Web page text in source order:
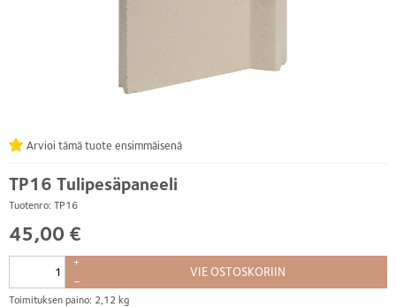
TP16 Tulipesäpaneeli
Tuotenro: TP16
Arvioi tämä tuote ensimmäisenä
45,00 €
Toimituksen paino: 2,12 kg
+
–
VIE OSTOSKORIIN